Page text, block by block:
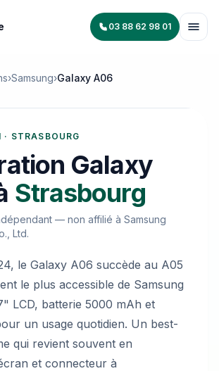
03 88 62 98 01
›Samsung›Galaxy A06
· STRASBOURG
Galaxy
Strasbourg
— non affilié à Samsung
Ltd.
le Galaxy A06 succède au A05
le plus accessible de Samsung
LCD, batterie 5000 mAh et
un usage quotidien. Un best-
qui revient souvent en
et connecteur à